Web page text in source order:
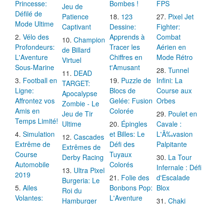
Princesse:
Défilé de
Mode Ultime
Vélo des
Profondeurs:
L'Aventure
Sous-Marine
Football en
Ligne:
Affrontez vos
Amis en
Temps Limité!
Simulation
Extrême de
Course
Automobile
2019
Ailes
Volantes:
Jeu de
Patience
Captivant
Champion
de Billard
Virtuel
DEAD
TARGET:
Apocalypse
Zombie - Le
Jeu de Tir
Ultime
Cascades
Extrêmes de
Derby Racing
Ultra Pixel
Burgeria: Le
Roi du
Hamburger
Bombes !
123
Dessine:
Apprends à
Tracer les
Chiffres en
t'Amusant
Puzzle de
Blocs de
Gelée: Fusion
Colorée
Épingles
et Billes: Le
Défi des
Tuyaux
Colorés
Folie des
Bonbons Pop:
L'Aventure
FPS
Pixel Jet
Fighter:
Combat
Aérien en
Mode Rétro
Tunnel
Infini: La
Course aux
Orbes
Poulet en
Cavale :
L'Ã‰vasion
Palpitante
La Tour
Infernale : Défi
d'Escalade
Blox
Chaki